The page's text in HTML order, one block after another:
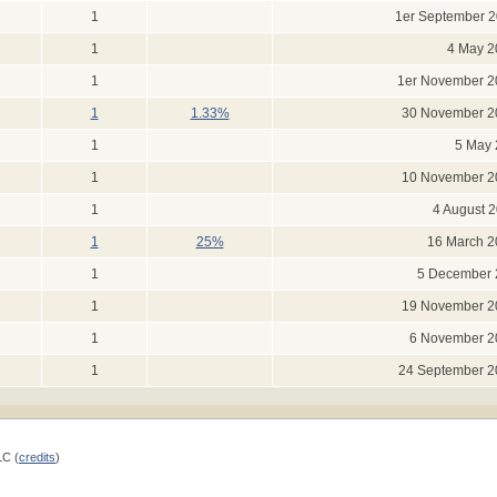
1 1er September
1 4 May
1 1er November
1 1.33% 30 November
1 5 May
1 10 November
1 4 August
1 25% 16 March
1 5 December
1 19 November
1 6 November
1 24 September
(credits)